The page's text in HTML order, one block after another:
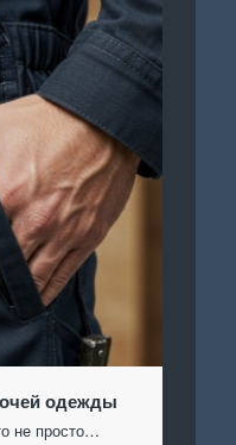
одежды
не просто…